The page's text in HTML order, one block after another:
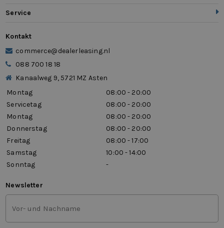
Service
Kontakt
commerce@dealerleasing.nl
088 700 18 18
Kanaalweg 9, 5721 MZ Asten
Montag
08:00 - 20:00
Servicetag
08:00 - 20:00
Montag
08:00 - 20:00
Donnerstag
08:00 - 20:00
Freitag
08:00 - 17:00
Samstag
10:00 - 14:00
Sonntag
-
Newsletter
Vor-
und
Nachname